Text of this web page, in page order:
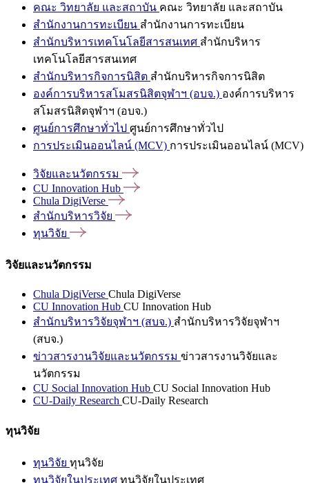
คณะ วิทยาลัย และสถาบัน คณะ วิทยาลัย และสถาบัน
สำนักงานการทะเบียน สำนักงานการทะเบียน
สำนักบริหารเทคโนโลยีสารสนเทศ สำนักบริหาร
เทคโนโลยีสารสนเทศ
สำนักบริหารกิจการนิสิต สำนักบริหารกิจการนิสิต
องค์การบริหารสโมสรนิสิตจุฬาฯ (อบจ.) องค์การบริหาร
สโมสรนิสิตจุฬาฯ (อบจ.)
ศูนย์การศึกษาทั่วไป ศูนย์การศึกษาทั่วไป
การประเมินออนไลน์ (MCV) การประเมินออนไลน์ (MCV)
วิจัยและนวัตกรรม
CU Innovation Hub
Chula DigiVerse
สำนักบริหารวิจัย
ทุนวิจัย
วิจัยและนวัตกรรม
Chula DigiVerse Chula DigiVerse
CU Innovation Hub CU Innovation Hub
สำนักบริหารวิจัยจุฬาฯ (สบจ.) สำนักบริหารวิจัยจุฬาฯ
(สบจ.)
ข่าวสารงานวิจัยและนวัตกรรม ข่าวสารงานวิจัยและ
นวัตกรรม
CU Social Innovation Hub CU Social Innovation Hub
CU-Daily Research CU-Daily Research
ทุนวิจัย
ทุนวิจัย ทุนวิจัย
ทุนวิจัยในประเทศ ทุนวิจัยในประเทศ